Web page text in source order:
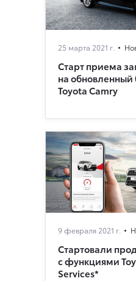
25 марта 2021 г.
Старт приема
на обновленный
Toyota Camry
9 февраля 2021 г.
Стартовали
с функциями
Services*